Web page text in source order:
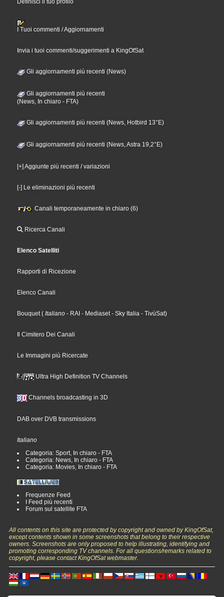
I Tuoi commenti / Aggiornamenti
Invia i tuoi commenti/suggerimenti a KingOfSat
Gli aggiornamenti più recenti (News)
Gli aggiornamenti più recenti
(News, In chiaro - FTA)
Gli aggiornamenti più recenti (News, Hotbird 13°E)
Gli aggiornamenti più recenti (News, Astra 19,2°E)
[+] Aggiunte più recenti / variazioni
[-] Le eliminazioni più recenti
Canali temporaneamente in chiaro (6)
Ricerca Canali
Elenco Satelliti
Rapporti di Ricezione
Elenco Canali
Bouquet ( Italiano - RAI - Mediaset - Sky Italia - TivùSat)
Il Cimitero Dei Canali
Le Immagini più Ricercate
Ultra High Definition TV Channels
Channels broadcasting in 3D
DAB over DVB transmissions
Italiano
Categoria: Sport, In chiaro - FTA
Categoria: News, In chiaro - FTA
Categoria: Movies, In chiaro - FTA
Frequenze Feed
I Feed più recenti
Forum sul satellite FTA
All contents on this site are protected by copyright and owned by KingOfSat,
except contents shown in some screenshots that belong to their respective
owners. Screenshots are only proposed to help illustrating, identifying and
promoting corresponding TV channels. For all questions/remarks related to
copyright, please contact KingOfSat webmaster.